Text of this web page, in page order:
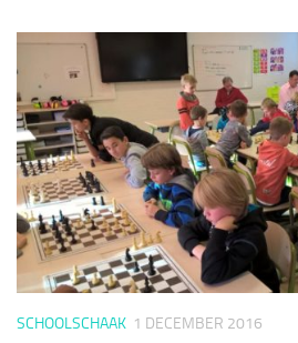
SCHOOLSCHAAK 1 DECEMBER 2016